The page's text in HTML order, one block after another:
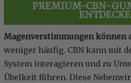
PREMIUM-CBN-
Magenverstimmungen können
weniger häufig. CBN kann mit
System interagieren und zu
Übelkeit führen. Diese